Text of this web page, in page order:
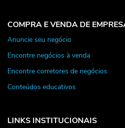
COMPRA E VENDA DE
Anuncie seu negócio
Encontre negócios à venda
Encontre corretores de negócios
Conteúdos educativos
LINKS INSTITUCIONAIS